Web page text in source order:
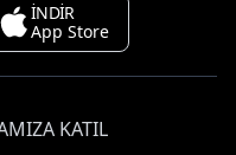
İNDİR
App Store
KATIL